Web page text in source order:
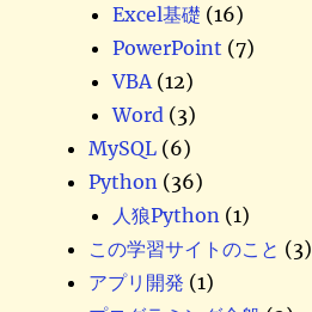
Excel基礎 (16)
PowerPoint (7)
VBA (12)
Word (3)
MySQL (6)
Python (36)
人狼Python (1)
この学習サイトのこと (3)
アプリ開発 (1)